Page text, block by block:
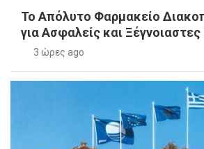
Το Απόλυτο Φαρμακείο
για Ασφαλείς και
3 ώρες ago